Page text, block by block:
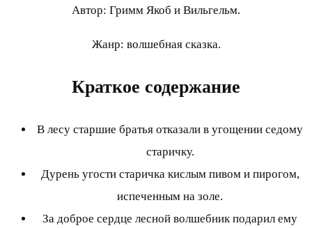
Автор: Гримм Якоб и Вильгельм.
Жанр: волшебная сказка.
Краткое содержание
В лесу старшие братья отказали в угощении седому
старичку.
Дурень угости старичка кислым пивом и пирогом,
испеченным на золе.
За доброе сердце лесной волшебник подарил ему